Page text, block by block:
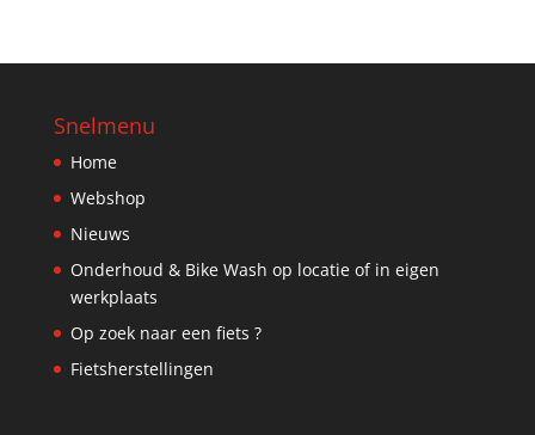
Snelmenu
Home
Webshop
Nieuws
Onderhoud & Bike Wash op locatie of in eigen
werkplaats
Op zoek naar een fiets ?
Fietsherstellingen